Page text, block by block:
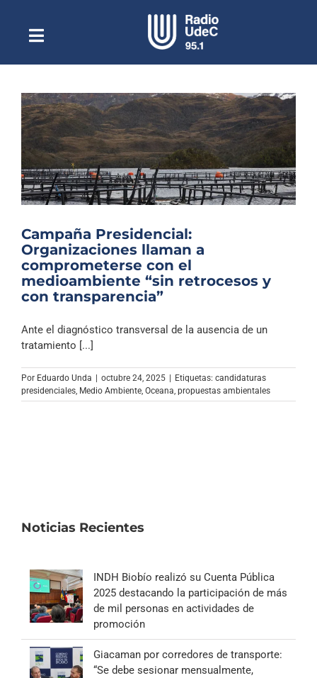
contenidoToggle
NavigationEscuchar Radio UdeC en vivo
Quiénes Somos
Programación
Podcast
Noticias
Columnas
Música Clásica
Especiales
Archivo Sonoro
Campaña Presidencial:
Organizaciones llaman a
comprometerse con el
medioambiente “sin retrocesos y
con transparencia”
Ante el diagnóstico transversal de la ausencia de un
tratamiento [...]
Por Eduardo Unda | octubre 24, 2025 | Etiquetas: candidaturas
presidenciales Medio Ambiente Oceana propuestas ambientales
Noticias Recientes
INDH Biobío realizó su Cuenta Pública
2025 destacando la participación de más
de mil personas en actividades de
promoción
Giacaman por corredores de transporte:
“Se debe sesionar mensualmente,